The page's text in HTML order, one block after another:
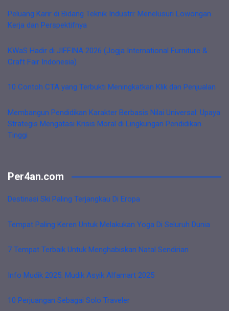
Peluang Karir di Bidang Teknik Industri: Menelusuri Lowongan
Kerja dan Perspektifnya
KWaS Hadir di JIFFINA 2026 (Jogja International Furniture &
Craft Fair Indonesia)
10 Contoh CTA yang Terbukti Meningkatkan Klik dan Penjualan
Membangun Pendidikan Karakter Berbasis Nilai Universal: Upaya
Strategis Mengatasi Krisis Moral di Lingkungan Pendidikan
Tinggi
Per4an.com
Destinasi Ski Paling Terjangkau Di Eropa
Tempat Paling Keren Untuk Melakukan Yoga Di Seluruh Dunia
7 Tempat Terbaik Untuk Menghabiskan Natal Sendirian
Info Mudik 2025: Mudik Asyik Alfamart 2025
10 Perjuangan Sebagai Solo Traveler